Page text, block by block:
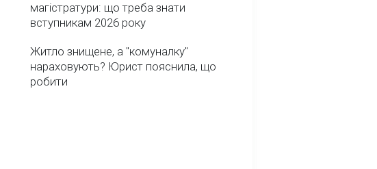
магістратури: що треба знати
вступникам 2026 року
Житло знищене, а "комуналку"
нараховують? Юрист пояснила, що
робити